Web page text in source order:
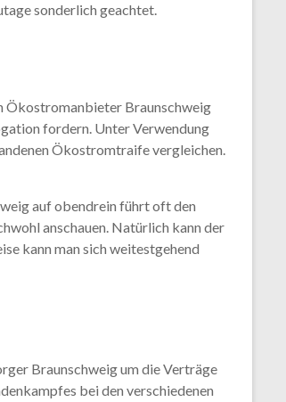
sonderlich geachtet.
Ökostromanbieter Braunschweig
fordern. Unter Verwendung
Ökostromtraife vergleichen.
auf obendrein führt oft den
anschauen. Natürlich kann der
kann man sich weitestgehend
Braunschweig um die Verträge
bei den verschiedenen